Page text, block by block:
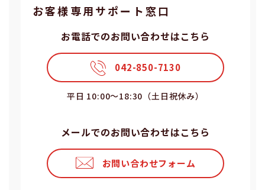
お客様専⽤サポート窓⼝
お電話でのお問い合わせはこちら
042-850-7130
平⽇ 10:00〜18:30（⼟⽇祝休み）
メールでのお問い合わせはこちら
お問い合わせフォーム